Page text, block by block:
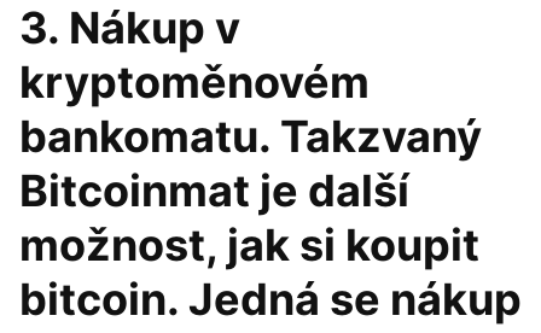
3. Nákup v
kryptoměnovém
bankomatu. Takzvaný
Bitcoinmat je další
možnost, jak si koupit
bitcoin. Jedná se nákup